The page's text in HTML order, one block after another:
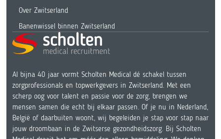
Over Zwitserland
Banenwissel binnen Zwitserland
Al bijna 40 jaar vormt Scholten Medical dé schakel tussen
zorgprofessionals en topwerkgevers in Zwitserland. Met een
scherp oog voor talent en passie voor de zorg, brengen we
mensen samen die echt bij elkaar passen. Of je nu in Nederland,
België of daarbuiten woont, wij begeleiden je stap voor stap naar
jouw droombaan in de Zwitserse gezondheidszorg. Bij Scholten